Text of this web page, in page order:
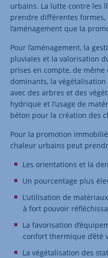
urbains. La lutte contre les
prendre différentes formes,
l’aménagement que la
Pour l’aménagement, la
pluviales et la valorisation
prises en compte, de même
dominants, la
avec des arbres et des
hydrique et l’usage de
béton pour la création des
Pour la promotion
chaleur urbains peut
Les orientations et la
Un pourcentage plus
L’utilisation de
à fort pouvoir
La favorisation
confort thermique
La végétalisation des